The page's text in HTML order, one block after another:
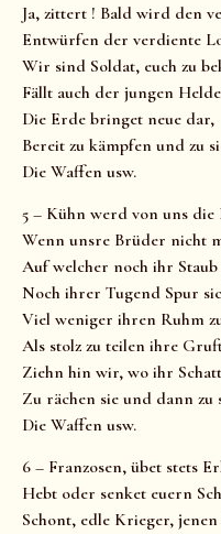
Ja, zittert ! Bald wird den
Entwürfen der verdiente
Wir sind Soldat, euch zu
Fällt auch der jungen
Die Erde bringet neue dar,
Bereit zu kämpfen und zu
Die Waffen usw.
5 – Kühn werd von uns die
Wenn unsre Brüder nicht
Auf welcher noch ihr
Noch ihrer Tugend Spur
Viel weniger ihren Ruhm
Als stolz zu teilen ihre
Ziehn hin wir, wo ihr
Zu rächen sie und dann zu
Die Waffen usw.
6 – Franzosen, übet stets
Hebt oder senket euern
Schont, edle Krieger,